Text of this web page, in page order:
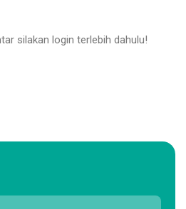
silakan login terlebih dahulu!